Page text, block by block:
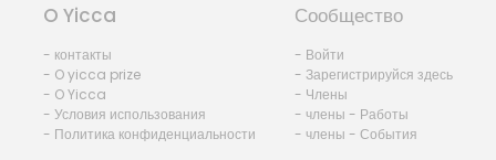
O Yicca
- контакты
- O yicca prize
- O Yicca
- Условия использования
- Политика конфиденциальности
Сообщество
- Войти
- Зарегистрируйся здесь
- Члены
- члены - Работы
- члены - События